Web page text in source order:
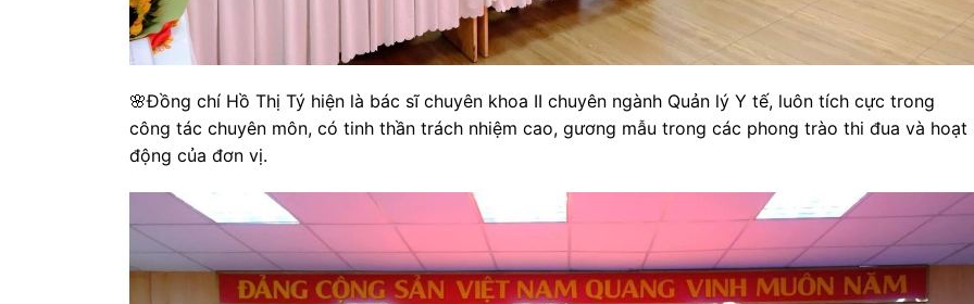
🌸Đồng chí Hồ Thị Tý hiện là bác sĩ chuyên khoa II chuyên ngành Quản lý Y tế, luôn tích cực trong
công tác chuyên môn, có tinh thần trách nhiệm cao, gương mẫu trong các phong trào thi đua và hoạt
động của đơn vị.